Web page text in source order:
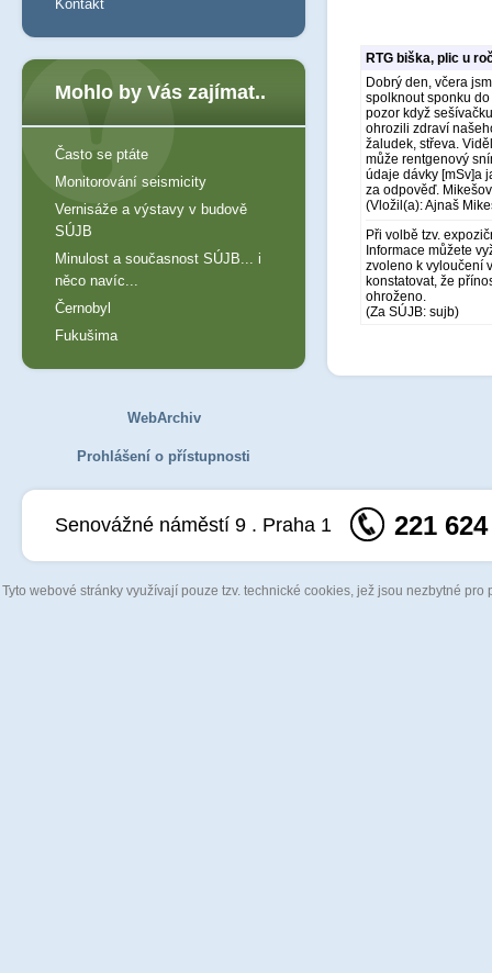
RTG biška, plic u
Dobrý den, včera
spolknout sponku
pozor když
ohrozili zdraví
žaludek, střeva.
může rentgenový
údaje dávky [mSv]a
za odpověď.
(Vložil(a): Ajnaš
Při volbě tzv.
Informace můžete
zvoleno k vyloučení
konstatovat, že
ohroženo.
(Za SÚJB: sujb)
Kontakt
Mohlo by Vás zajímat..
Často se ptáte
Monitorování seismicity
Vernisáže a výstavy v budově
SÚJB
Minulost a současnost SÚJB... i
něco navíc...
Černobyl
Fukušima
WebArchiv
Prohlášení o přístupnosti
Senovážné náměstí 9 . Praha 1 221
Tyto webové stránky využívají pouze tzv. technické cookies, jež jsou nezbytné